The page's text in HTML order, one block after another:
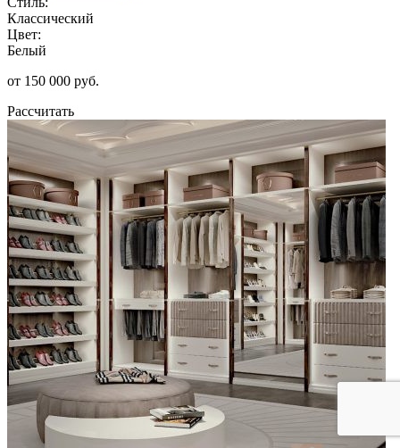
Классический
Цвет:
Белый
от 150 000 руб.
Рассчитать